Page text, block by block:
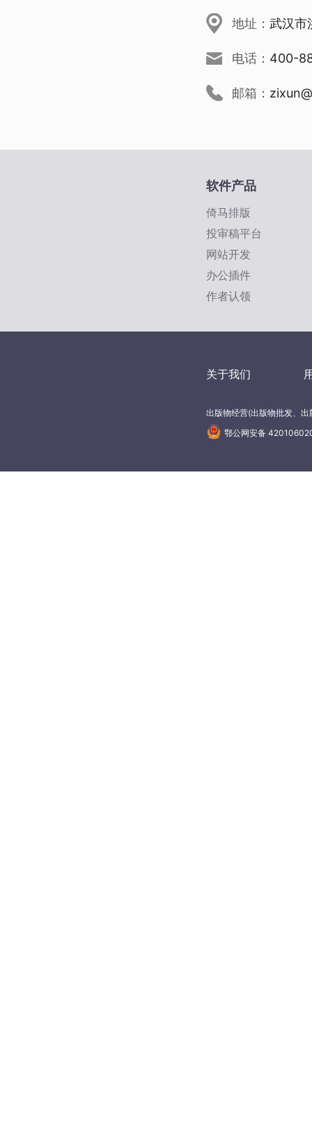
地址： 武汉市
电话： 400-
邮箱：
软件产品
倚马排版
投审稿平台
网站开发
办公插件
作者认领
关于我们
出版物经营(出版物批发、
鄂公网安备